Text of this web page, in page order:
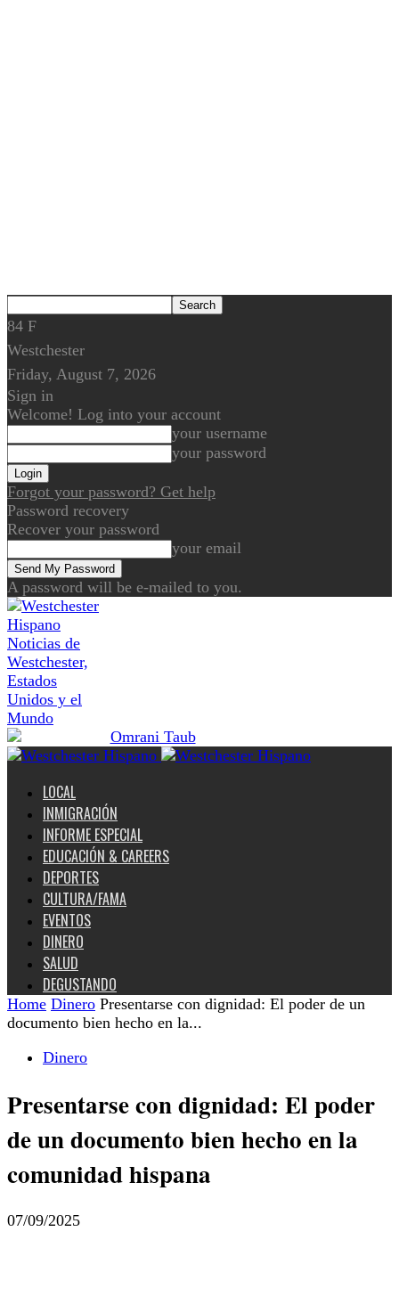
84 F
Westchester
Friday, August 7, 2026
Sign in
Welcome! Log into your account
your username
your password
Forgot your password? Get help
Password recovery
Recover your password
your email
A password will be e-mailed to you.
Noticias de
Westchester,
Estados
Unidos y el
Mundo
LOCAL
INMIGRACIÓN
INFORME ESPECIAL
EDUCACIÓN & CAREERS
DEPORTES
CULTURA/FAMA
EVENTOS
DINERO
SALUD
DEGUSTANDO
Home Dinero Presentarse con dignidad: El poder de un
documento bien hecho en la...
Dinero
Presentarse con dignidad: El poder
de un documento bien hecho en la
comunidad hispana
07/09/2025